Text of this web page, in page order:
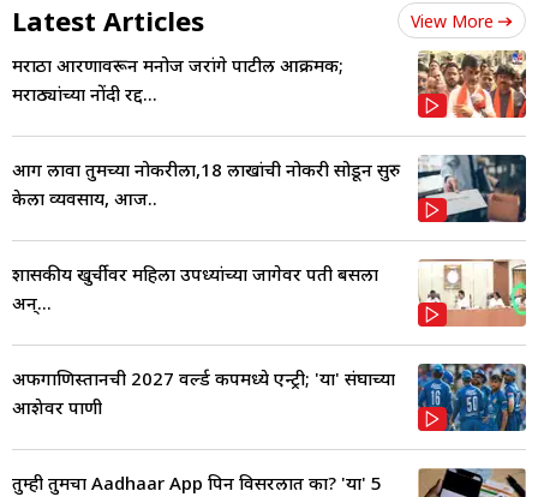
Latest Articles View More
मराठा आरक्षणावरून मनोज जरांगे पाटील आक्रमक;
मराठ्यांच्या नोंदी रद्द...
आग लावा तुमच्या नोकरीला,18 लाखांची नोकरी सोडून सुरु
केला व्यवसाय, आज..
शासकीय खुर्चीवर महिला उपध्यक्षांच्या जागेवर पती बसला
अन्...
अफगाणिस्तानची 2027 वर्ल्ड कपमध्ये एन्ट्री; 'या' संघाच्या
आशेवर पाणी
तुम्ही तुमचा Aadhaar App पिन विसरलात का? 'या' 5